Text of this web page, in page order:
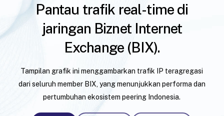
Pantau trafik real-time di
jaringan Biznet Internet
Exchange (BIX).
Tampilan grafik ini menggambarkan trafik IP teragregasi
dari seluruh member BIX, yang menunjukkan performa dan
pertumbuhan ekosistem peering Indonesia.